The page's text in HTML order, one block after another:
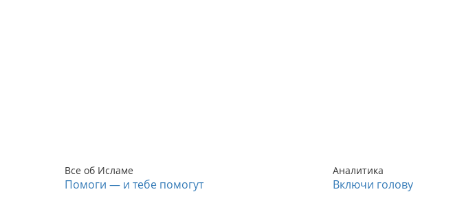
Все об Исламе
Помоги — и тебе помогут
Аналитика
Включи голову